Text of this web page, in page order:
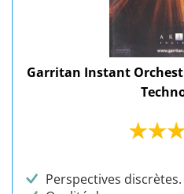
Garritan Instant
Perspectives discrètes.